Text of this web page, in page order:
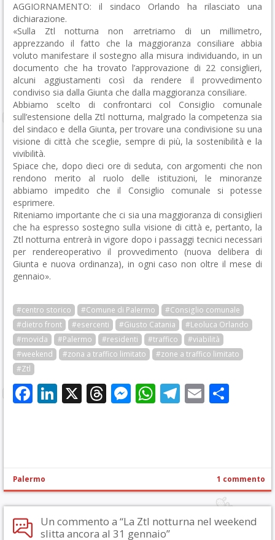
AGGIORNAMENTO: il sindaco Orlando ha rilasciato una
dichiarazione.
«Sulla Ztl notturna non arretriamo di un millimetro,
apprezzando il fatto che la maggioranza consiliare abbia
voluto manifestare il sostegno alla misura individuando, in un
documento che ha trovato l’approvazione di 22 consiglieri,
alcuni aggiustamenti così da rendere il provvedimento
condiviso sia dalla Giunta che dalla maggioranza consiliare.
Abbiamo scelto di confrontarci col Consiglio comunale
sull’estensione della Ztl notturna, malgrado la competenza sia
del sindaco e della Giunta, per trovare una condivisione su una
visione di città che sceglie, sempre di più, la sostenibilità e la
vivibilità.
Spiace che, dopo dieci ore di seduta, con argomenti che non
rendono merito al ruolo delle istituzioni, le minoranze
abbiamo impedito che il Consiglio comunale si potesse
esprimere.
Riteniamo importante che ci sia una maggioranza di consiglieri
che ha espresso sostegno sulla visione di città e, pertanto, la
Ztl notturna entrerà in vigore dopo i passaggi tecnici necessari
per rendereoperativo il provvedimento (nuova delibera di
Giunta e nuova ordinanza), in ogni caso non oltre il mese di
gennaio».
#centro storico #Comune di Palermo
#Consiglio comunale
#dietro front
#esercenti #Giusto Catania
#Leoluca Orlando
#movida
#Palermo #residenti #traffico
#viabilità
#weekend
#zona a traffico limitato
#zone a traffico limitato
#Ztl
Facebook
LinkedIn
X Threads
Messenger
WhatsApp
Telegram
Email
Palermo 1 commento
Un commento a “La Ztl notturna nel weekend
slitta ancora al 31 gennaio”